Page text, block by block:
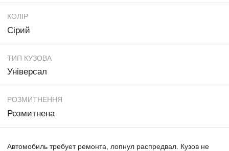
КОЛІР
Сірий
ТИП КУЗОВА
Універсал
РОЗМИТНЕННЯ
Розмитнена
Автомобиль требует ремонта, лопнул распредвал. Кузов не